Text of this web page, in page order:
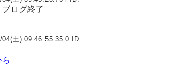
ログ終了
04(土) 09:46:55.35 0 ID: